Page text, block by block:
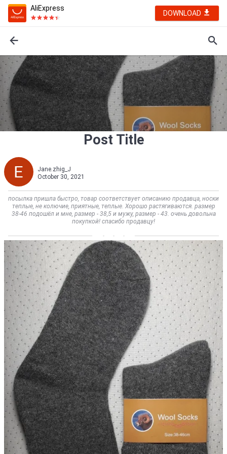
AliExpress
DOWNLOAD
Post Title
Jane.zhig_J
October 30, 2021
посылка пришла быстро, товар соответствует описанию продавца, носки
теплые, не колючие, приятные, теплые. Хорошо растягиваются. размер
38-46 подошёл и мне, размер - 38,5 и мужу, размер - 43. очень довольна
покупкой! спасибо продавцу!